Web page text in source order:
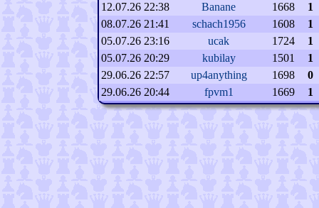
12.07.26 22:38
Banane 1668
1
08.07.26 21:41
schach1956 1608
1
05.07.26 23:16
ucak 1724
1
05.07.26 20:29
kubilay 1501
1
29.06.26 22:57
up4anything 1698
0
29.06.26 20:44
fpvm1 1669 1